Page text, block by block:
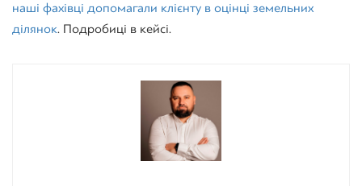
наші фахівці допомагали клієнту в оцінці земельних
ділянок. Подробиці в кейсі.